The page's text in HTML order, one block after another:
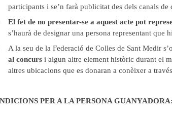
participants i se’n farà publicitat des dels canals de
El fet de no presentar-se a aquest acte pot
s’haurà de designar una persona representant que
A la seu de la Federació de Colles de Sant Medir
al concurs i algun altre element històric durant el
altres ubicacions que es donaran a conèixer a
PER A LA PERSONA GUANYADORA: